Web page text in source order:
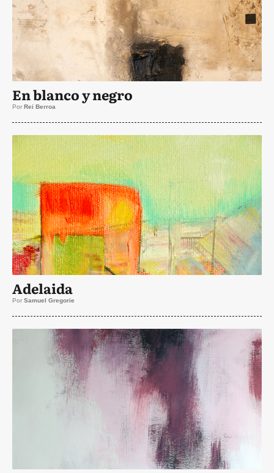
En blanco y negro
Por Rei Berroa
Adelaida
Por Samuel Gregorie